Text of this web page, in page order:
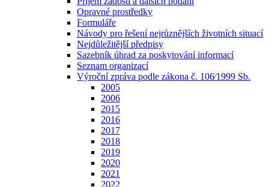
Opravné prostředky
Formuláře
Návody pro řešení nejrůznějších životních situací
Nejdůležitější předpisy
Sazebník úhrad za poskytování informací
Seznam organizací
Výroční zpráva podle zákona č. 106⁄1999 Sb.
2005
2006
2015
2016
2017
2018
2019
2020
2021
2022